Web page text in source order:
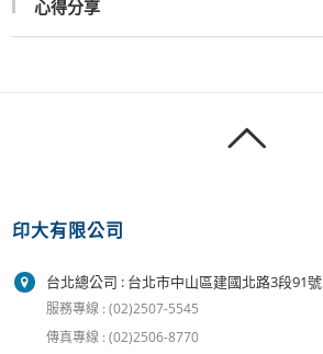
心得分享
印大有限公司
台北總公司 : 台北市中山區建國北路3段91號
服務專線 : (02)2507-5545
傳真專線 : (02)2506-8770